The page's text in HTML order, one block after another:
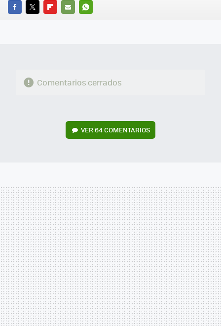
FACEBOOK
TWITTERFLIPBOARD
E-
WHATSAPP
Comentarios cerrados
VER64 COMENTARIOS